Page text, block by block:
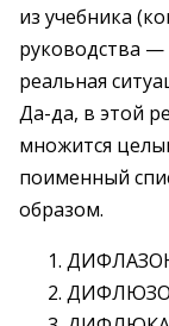
из учебника
руководства —
реальная
Да-да, в этой
множится
поименный
образом.